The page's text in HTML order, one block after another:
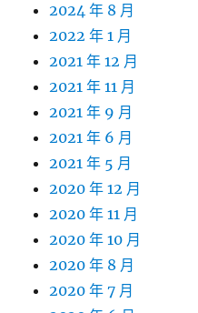
2024 年 8 月
2022 年 1 月
2021 年 12 月
2021 年 11 月
2021 年 9 月
2021 年 6 月
2021 年 5 月
2020 年 12 月
2020 年 11 月
2020 年 10 月
2020 年 8 月
2020 年 7 月